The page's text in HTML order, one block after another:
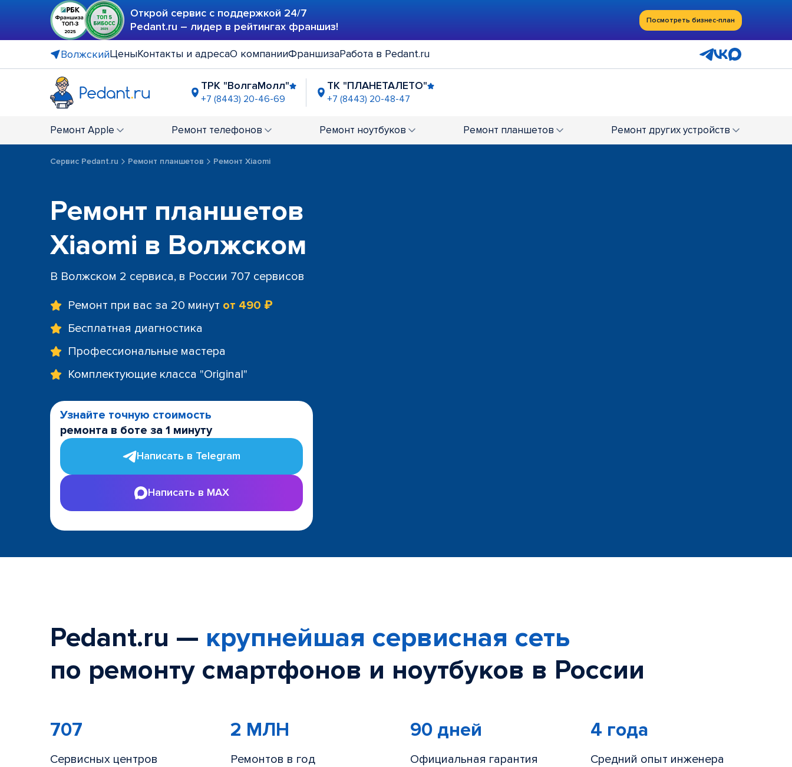
Открой сервис с поддержкой 24/7
Pedant.ru – лидер в рейтингах франшиз!
Посмотреть бизнес-план
ВолжскийЦеныКонтакты и адресаО компанииФраншизаРабота в Pedant.ru
ТРК "ВолгаМолл"
+7 (8443) 20-46-69
ТК "ПЛАНЕТАЛЕТО"
+7 (8443) 20-48-47
Ремонт Apple Ремонт телефонов Ремонт ноутбуков Ремонт планшетов Ремонт других устройств
Сервис Pedant.ru Ремонт планшетов Ремонт Xiaomi
Ремонт планшетов
Xiaomi в Волжском
В Волжском 2 сервиса, в России 707 сервисов
Ремонт при вас за 20 минут от 490 ₽
Бесплатная диагностика
Профессиональные мастера
Комплектующие класса "Original"
Узнайте точную стоимость
ремонта в боте за 1 минуту
Написать в Telegram
Написать в MAX
Pedant.ru — крупнейшая сервисная сеть
по ремонту смартфонов и ноутбуков в России
707
Сервисных центров
2 МЛН
Ремонтов в год
90 дней
Официальная гарантия
4 года
Средний опыт инженера